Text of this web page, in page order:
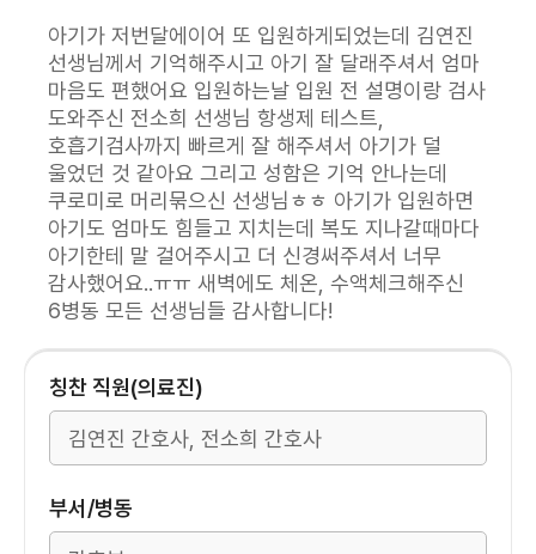
아기가 저번달에이어 또 입원하게되었는데 김연진
선생님께서 기억해주시고 아기 잘 달래주셔서 엄마
마음도 편했어요 입원하는날 입원 전 설명이랑 검사
도와주신 전소희 선생님 항생제 테스트,
호흡기검사까지 빠르게 잘 해주셔서 아기가 덜
울었던 것 같아요 그리고 성함은 기억 안나는데
쿠로미로 머리묶으신 선생님ㅎㅎ 아기가 입원하면
아기도 엄마도 힘들고 지치는데 복도 지나갈때마다
아기한테 말 걸어주시고 더 신경써주셔서 너무
감사했어요..ㅠㅠ 새벽에도 체온, 수액체크해주신
6병동 모든 선생님들 감사합니다!
칭찬 직원(의료진)
부서/병동